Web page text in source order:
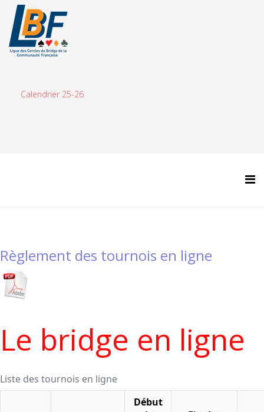
Calendrier 25-26
Règlement des tournois en ligne
Le bridge en ligne